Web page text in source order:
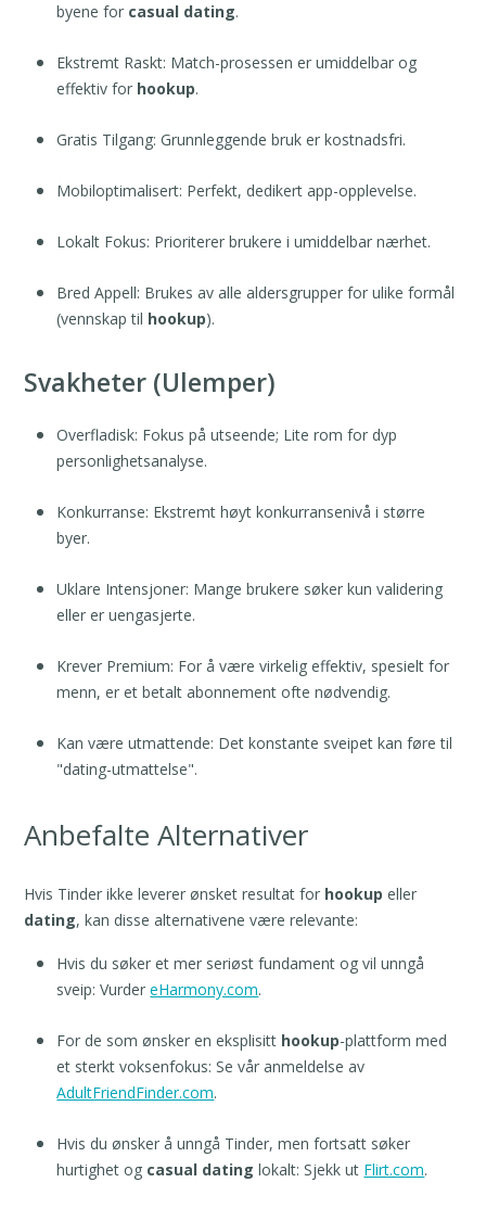
byene for casual dating.
Ekstremt Raskt: Match-prosessen er umiddelbar og
effektiv for hookup.
Gratis Tilgang: Grunnleggende bruk er kostnadsfri.
Mobiloptimalisert: Perfekt, dedikert app-opplevelse.
Lokalt Fokus: Prioriterer brukere i umiddelbar nærhet.
Bred Appell: Brukes av alle aldersgrupper for ulike formål
(vennskap til hookup).
Svakheter (Ulemper)
Overfladisk: Fokus på utseende; Lite rom for dyp
personlighetsanalyse.
Konkurranse: Ekstremt høyt konkurransenivå i større
byer.
Uklare Intensjoner: Mange brukere søker kun validering
eller er uengasjerte.
Krever Premium: For å være virkelig effektiv, spesielt for
menn, er et betalt abonnement ofte nødvendig.
Kan være utmattende: Det konstante sveipet kan føre til
"dating-utmattelse".
Anbefalte Alternativer
Hvis Tinder ikke leverer ønsket resultat for hookup eller
dating, kan disse alternativene være relevante:
Hvis du søker et mer seriøst fundament og vil unngå
sveip: VurdereHarmony.com.
For de som ønsker en eksplisitt hookup-plattform med
et sterkt voksenfokus: Se vår anmeldelse av
AdultFriendFinder.com.
Hvis du ønsker å unngå Tinder, men fortsatt søker
hurtighet og casual dating lokalt: Sjekk ut Flirt.com.